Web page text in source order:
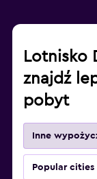
Lotnisko
znajdź
pobyt
Inne
Popular cities